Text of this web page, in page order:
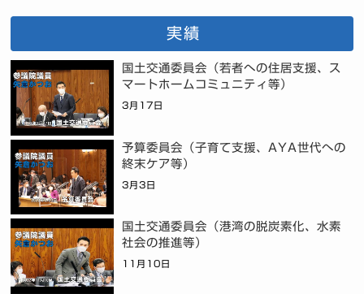
実績
国土交通委員会（若者への住居支援、ス
マートホームコミュニティ等）
3月17日
予算委員会（子育て支援、AYA世代への
終末ケア等）
3月3日
国土交通委員会（港湾の脱炭素化、水素
社会の推進等）
11月10日